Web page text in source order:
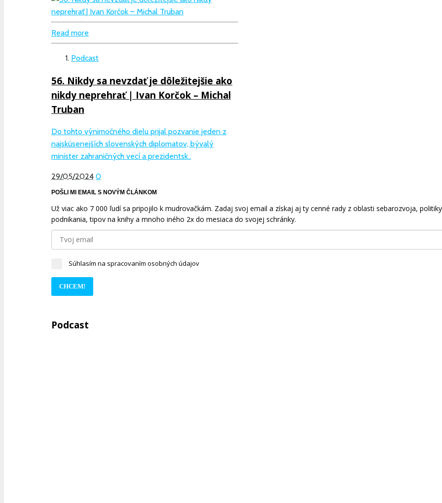
Read more
Podcast
56. Nikdy sa nevzdať je dôležitejšie ako
nikdy neprehrať | Ivan Korčok – Michal
Truban
Do tohto výnimočného dielu prijal pozvanie jeden z
najskúsenejších slovenských diplomatov, bývalý
minister zahraničných vecí a prezidentsk..
29/05/2024 0
POŠLI MI EMAIL S NOVÝM ČLÁNKOM
Už viac ako 7 000 ľudí sa pripojilo k mudrovačkám. Zadaj svoj email a získaj aj ty cenné rady z oblasti sebarozvoja,
podnikania, tipov na knihy a mnoho iného 2x do mesiaca do svojej schránky.
Súhlasím na spracovaním osobných údajov
CHCEM!
Podcast